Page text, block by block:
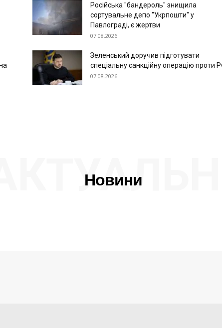
Російська "бандероль" знищила
сортувальне депо "Укрпошти" у
Павлограді, є жертви
07.08.2026
Зеленський доручив підготувати
спеціальну санкційну операцію проти
07.08.2026
Новини